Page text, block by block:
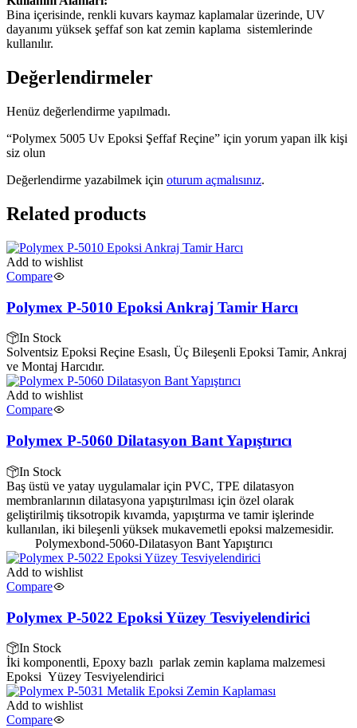
Bina içerisinde, renkli kuvars kaymaz kaplamalar üzerinde, UV
dayanımı yüksek şeffaf son kat zemin kaplama sistemlerinde
kullanılır.
Değerlendirmeler
Henüz değerlendirme yapılmadı.
“Polymex 5005 Uv Epoksi Şeffaf Reçine” için yorum yapan ilk kişi
siz olun
Değerlendirme yazabilmek için oturum açmalısınız.
Related products
Add to wishlist
Compare
Polymex P-5010 Epoksi Ankraj Tamir Harcı
In Stock
Solventsiz Epoksi Reçine Esaslı, Üç Bileşenli Epoksi Tamir, Ankraj
ve Montaj Harcıdır.
Add to wishlist
Compare
Polymex P-5060 Dilatasyon Bant Yapıştırıcı
In Stock
Baş üstü ve yatay uygulamalar için PVC, TPE dilatasyon
membranlarının dilatasyona yapıştırılması için özel olarak
geliştirilmiş tiksotropik kıvamda, yapıştırma ve tamir işlerinde
kullanılan, iki bileşenli yüksek mukavemetli epoksi malzemesidir.
Polymexbond-5060-Dilatasyon Bant Yapıştırıcı
Add to wishlist
Compare
Polymex P-5022 Epoksi Yüzey Tesviyelendirici
In Stock
İki komponentli, Epoxy bazlı parlak zemin kaplama malzemesi
Epoksi Yüzey Tesviyelendirici
Add to wishlist
Compare